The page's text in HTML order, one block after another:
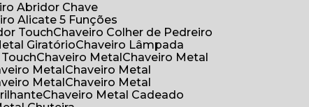
Abridor Chave
Alicate 5 Funções
Touch
Chaveiro Colher de Pedreiro
Giratório
Chaveiro Lâmpada
Chaveiro Metal
Chaveiro Metal
Metal
Chaveiro Metal
Metal
Chaveiro Metal
Chaveiro Metal Cadeado